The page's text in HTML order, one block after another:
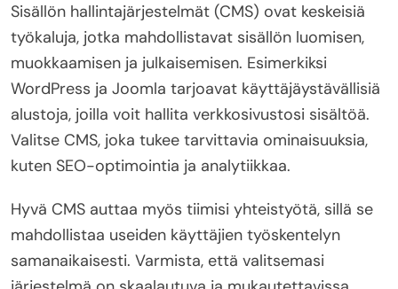
Sisällön hallintajärjestelmät (CMS) ovat keskeisiä
työkaluja, jotka mahdollistavat sisällön luomisen,
muokkaamisen ja julkaisemisen. Esimerkiksi
WordPress ja Joomla tarjoavat käyttäjäystävällisiä
alustoja, joilla voit hallita verkkosivustosi sisältöä.
Valitse CMS, joka tukee tarvittavia ominaisuuksia,
kuten SEO-optimointia ja analytiikkaa.
Hyvä CMS auttaa myös tiimisi yhteistyötä, sillä se
mahdollistaa useiden käyttäjien työskentelyn
samanaikaisesti. Varmista, että valitsemasi